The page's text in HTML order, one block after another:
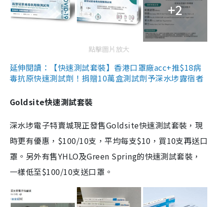
+2
點擊圖片放大
延伸閱讀：【快速測試套裝】香港口罩廠acc+推$18病
毒抗原快速測試劑！捐贈10萬盒測試劑予深水埗露宿者
Goldsite快速測試套裝
深水埗電子特賣城現正發售Goldsite快速測試套裝，現
時更有優惠，$100/10支，平均每支$10，買10支再送口
罩。另外有售YHLO及Green Spring的快速測試套裝，
一樣低至$100/10支送口罩。